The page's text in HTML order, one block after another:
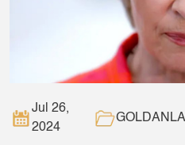
Jul 26,
2024